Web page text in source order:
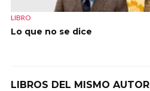
LIBRO
Lo que no se dice
LIBROS DEL MISMO AUTOR